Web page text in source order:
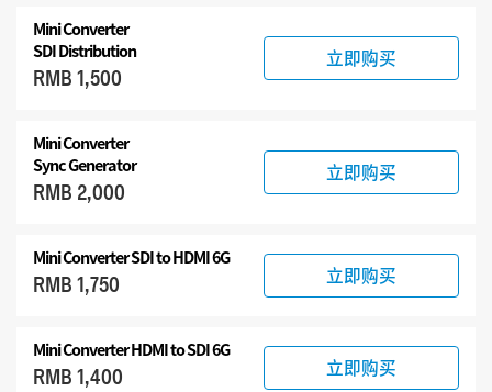
Mini Converter
SDI Distribution
RMB 1,500
立即购买
Mini Converter
Sync Generator
RMB 2,000
立即购买
Mini Converter SDI to HDMI 6G
RMB 1,750 立即购买
Mini Converter HDMI to SDI 6G
RMB 1,400 立即购买